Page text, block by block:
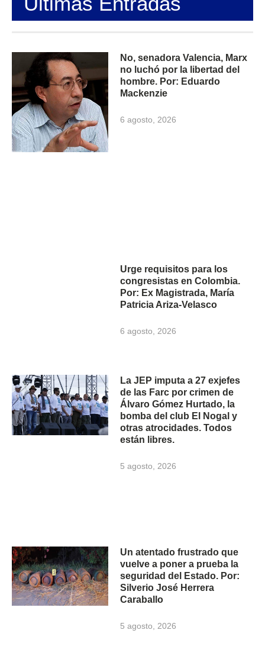
No, senadora Valencia, Marx
no luchó por la libertad del
hombre. Por: Eduardo
Mackenzie
6 agosto, 2026
Urge requisitos para los
congresistas en Colombia.
Por: Ex Magistrada, María
Patricia Ariza-Velasco
6 agosto, 2026
La JEP imputa a 27 exjefes
de las Farc por crimen de
Álvaro Gómez Hurtado, la
bomba del club El Nogal y
otras atrocidades. Todos
están libres.
5 agosto, 2026
Un atentado frustrado que
vuelve a poner a prueba la
seguridad del Estado. Por:
Silverio José Herrera
Caraballo
5 agosto, 2026